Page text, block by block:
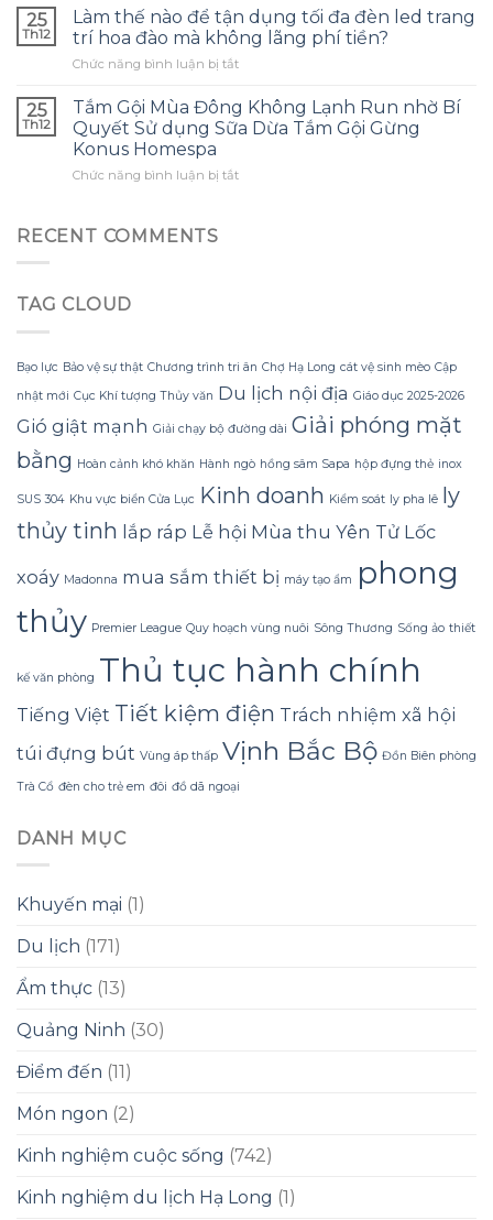
và
tránh
những
sai
thường
gặp?
con
đây
là
tôi
ước
sớm
thế
nào
để
tạo
một
bông
lồ
hình
dáng?
25
Th12
Làm thế nào để tận dụng tối đa đèn led trang
trí hoa đào mà không lãng phí tiền?
Chức năng bình luận bị tắtở
thế
nào
để
dụng
không
phí
25
Th12
Tắm Gội Mùa Đông Không Lạnh Run nhờ Bí
Quyết Sử dụng Sữa Dừa Tắm Gội Gừng
Konus Homespa
Chức năng bình luận bị tắtở
Quyết
dụng
Dừa
Gội
Gừng
Homespa
RECENT COMMENTS
TAG CLOUD
Bạo lực Bảo vệ sự thật Chương trình tri ân Chợ Hạ Long cát vệ sinh mèo Cập
nhật mới Cục Khí tượng Thủy văn Du lịch nội địa Giáo dục 2025-2026
Gió giật mạnh Giải chạy bộ đường dài Giải phóng mặt
bằng Hoàn cảnh khó khăn Hành ngò hồng sâm Sapa hộp đựng thẻ inox
SUS 304 Khu vực biển Cửa Lục Kinh doanh Kiểm soát ly pha lê ly
thủy tinh lắp ráp Lễ hội Mùa thu Yên Tử Lốc
xoáy Madonna mua sắm thiết bị máy tạo ẩm
phong
thủy Premier League Quy hoạch vùng nuôi Sông Thương Sống ảo thiết
kế văn phòng Thủ tục hành chính
Tiếng Việt Tiết kiệm điện Trách nhiệm xã hội
túi đựng bút Vùng áp thấp Vịnh Bắc Bộ Đồn Biên phòng
Trà Cổ đèn cho trẻ em đôi đồ dã ngoại
DANH MỤC
Khuyến mại (1)
Du lịch (171)
Ẩm thực (13)
Quảng Ninh (30)
Điểm đến (11)
Món ngon (2)
Kinh nghiệm cuộc sống (742)
Kinh nghiệm du lịch Hạ Long (1)